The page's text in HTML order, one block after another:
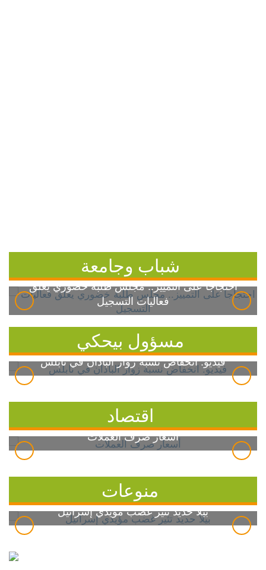
شباب وجامعة
احتجاجاً على التمييز.. مجلس طلبة خضوري يعلق
فعاليات التسجيل
مسؤول بيحكي
فيديو: انخفاض نسبة زوار الباذان في نابلس
اقتصاد
أسعار صرف العملات
منوعات
بيلا حديد تثير غضب مؤيدي إسرائيل